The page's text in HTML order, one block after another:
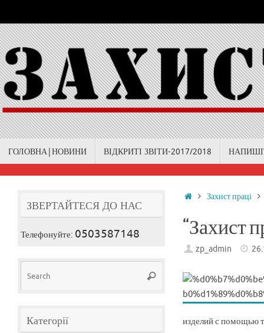
to
content
ГОЛОВНА|НОВИНИ ВІДКРИТІ ЗВІТИ-2017/2018
HomeЗахист праці
“Захист
zp_admin
изделий с помощью
ЗВЕРТАЙТЕСЯ ДО НАС
Телефонуйте: 0503587148
Search
Категорії